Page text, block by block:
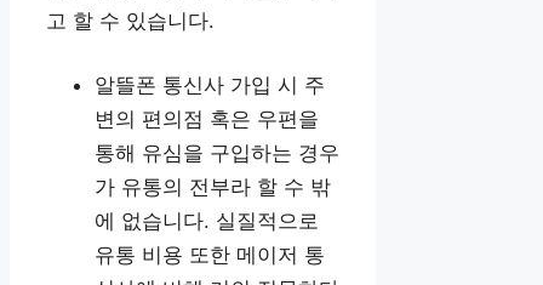
고 할 수 있습니다.
알뜰폰 통신사 가입 시 주
변의 편의점 혹은 우편을
통해 유심을 구입하는 경우
가 유통의 전부라 할 수 밖
에 없습니다. 실질적으로
유통 비용 또한 메이저 통